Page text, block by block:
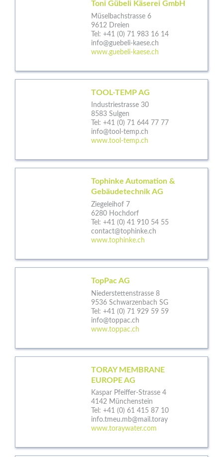
Toni Gübeli Käserei GmbH
Müselbachstrasse 6
9612 Dreien
Tel: +41 (0) 71 983 16 14
info@guebeli-kaese.ch
www.guebeli-kaese.ch
TOOL-TEMP AG
Industriestrasse 30
8583 Sulgen
Tel: +41 (0) 71 644 77 77
info@tool-temp.ch
www.tool-temp.ch
Tophinke Automation &
Gebäudetechnik AG
Ziegeleihof 7
6280 Hochdorf
Tel: +41 (0) 41 910 54 55
contact@tophinke.ch
www.tophinke.ch
TopPac AG
Niederstettenstrasse 8
9536 Schwarzenbach SG
Tel: +41 (0) 71 929 59 59
info@toppac.ch
www.toppac.ch
TORAY MEMBRANE
EUROPE AG
Kaspar Pfeiffer-Strasse 4
4142 Münchenstein
Tel: +41 (0) 61 415 87 10
info.tmeu.mb@mail.toray
www.toraywater.com